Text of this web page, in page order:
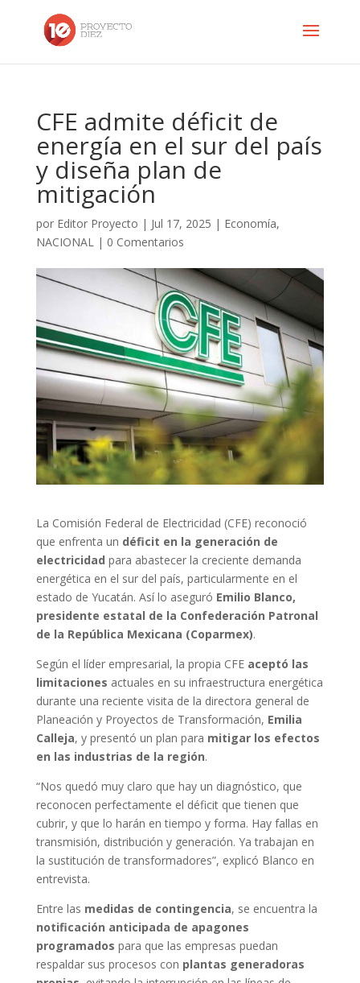
CFE admite déficit de
energía en el sur del país
y diseña plan de
mitigación
por Editor Proyecto | Jul 17, 2025 | Economía,
NACIONAL| 0 Comentarios
La Comisión Federal de Electricidad (CFE) reconoció
que enfrenta un déficit en la generación de
electricidad para abastecer la creciente demanda
energética en el sur del país, particularmente en el
estado de Yucatán. Así lo aseguró Emilio Blanco,
presidente estatal de la Confederación Patronal
de la República Mexicana (Coparmex).
Según el líder empresarial, la propia CFE aceptó las
limitaciones actuales en su infraestructura energética
durante una reciente visita de la directora general de
Planeación y Proyectos de Transformación, Emilia
Calleja, y presentó un plan para mitigar los efectos
en las industrias de la región.
“Nos quedó muy claro que hay un diagnóstico, que
reconocen perfectamente el déficit que tienen que
cubrir, y que lo harán en tiempo y forma. Hay fallas en
transmisión, distribución y generación. Ya trabajan en
la sustitución de transformadores”, explicó Blanco en
entrevista.
Entre las medidas de contingencia, se encuentra la
notificación anticipada de apagones
programados para que las empresas puedan
respaldar sus procesos con plantas generadoras